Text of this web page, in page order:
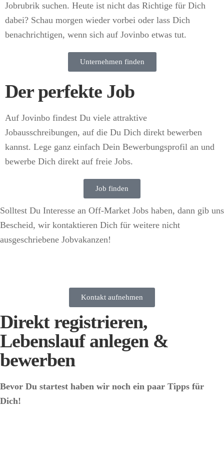
Jobrubrik suchen. Heute ist nicht das Richtige für Dich
dabei? Schau morgen wieder vorbei oder lass Dich
benachrichtigen, wenn sich auf Jovinbo etwas tut.
Unternehmen finden
Der perfekte Job
Auf Jovinbo findest Du viele attraktive
Jobausschreibungen, auf die Du Dich direkt bewerben
kannst. Lege ganz einfach Dein Bewerbungsprofil an und
bewerbe Dich direkt auf freie Jobs.
Job finden
Solltest Du Interesse an Off-Market Jobs haben, dann gib uns
Bescheid, wir kontaktieren Dich für weitere nicht
ausgeschriebene Jobvakanzen!
Kontakt aufnehmen
Direkt registrieren,
Lebenslauf anlegen &
bewerben
Bevor Du startest haben wir noch ein paar Tipps für
Dich!